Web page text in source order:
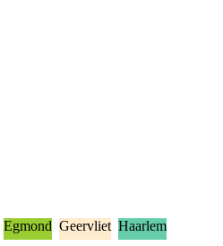
Egmond Geervliet Haarlem